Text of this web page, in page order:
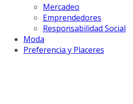
Mercadeo
Emprendedores
Responsabilidad Social
Moda
Preferencia y Placeres